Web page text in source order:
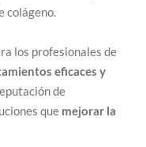
colágeno.
los profesionales de
eficaces y
de
que mejorar la